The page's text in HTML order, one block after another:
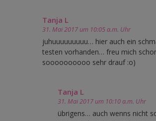
Tanja L
31. Mai 2017 um 10:05 a.m. Uhr
juhuuuuuuuuu… hier auch ein
testen vorhanden… freu mich
soooooooooo sehr drauf :o)
Tanja L
31. Mai 2017 um 10:10 a.m. Uhr
übrigens… auch wenns nicht